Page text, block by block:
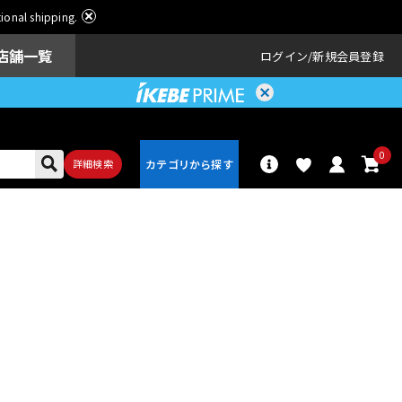
shipping.
舗一覧 ログイン 新規会員登録
詳細検索
0